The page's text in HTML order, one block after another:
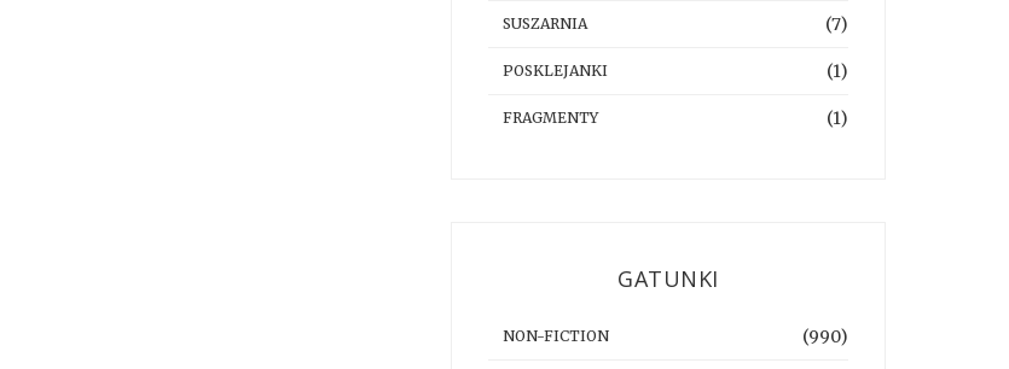
SUSZARNIA (7)
POSKLEJANKI (1)
FRAGMENTY (1)
GATUNKI
NON-FICTION (990)